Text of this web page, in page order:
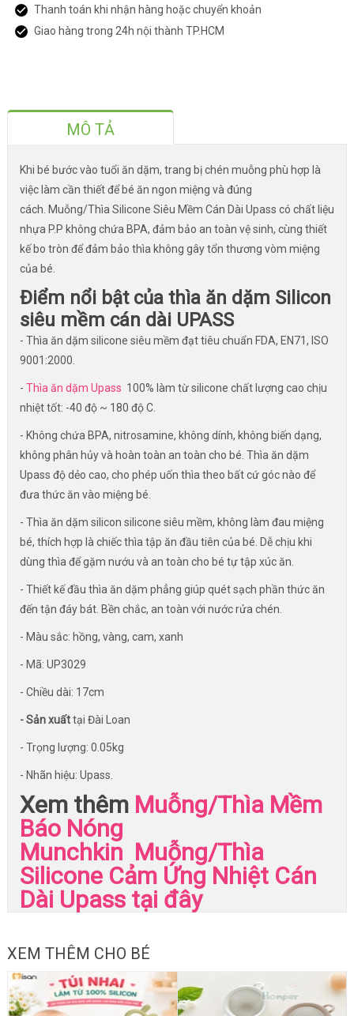
Thanh toán khi nhận hàng hoặc chuyển khoản
Giao hàng trong 24h nội thành TP.HCM
MÔ TẢ
Khi bé bước vào tuổi ăn dặm, trang bị chén muỗng phù hợp là
việc làm cần thiết để bé ăn ngon miệng và đúng
cách. Muỗng/Thìa Silicone Siêu Mềm Cán Dài Upass có chất liệu
nhựa P.P không chứa BPA, đảm bảo an toàn vệ sinh, cùng thiết
kế bo tròn để đảm bảo thìa không gây tổn thương vòm miệng
của bé.
Điểm nổi bật của thìa ăn dặm Silicon
siêu mềm cán dài UPASS
- Thìa ăn dặm silicone siêu mềm đạt tiêu chuẩn FDA, EN71, ISO
9001:2000.
- Thìa ăn dặm Upass 100% làm từ silicone chất lượng cao chịu
nhiệt tốt: -40 độ ~ 180 độ C.
- Không chứa BPA, nitrosamine, không dính, không biến dạng,
không phân hủy và hoàn toàn an toàn cho bé. Thìa ăn dặm
Upass độ dẻo cao, cho phép uốn thìa theo bất cứ góc nào để
đưa thức ăn vào miệng bé.
- Thìa ăn dặm silicon silicone siêu mềm, không làm đau miệng
bé, thích hợp là chiếc thìa tập ăn đầu tiên của bé. Dễ chịu khi
dùng thìa để gặm nướu và an toàn cho bé tự tập xúc ăn.
- Thiết kế đầu thìa ăn dặm phẳng giúp quét sạch phần thức ăn
đến tận đáy bát. Bền chắc, an toàn với nước rửa chén.
- Màu sắc: hồng, vàng, cam, xanh
- Mã: UP3029
- Chiều dài: 17cm
- Sản xuấttại Đài Loan
- Trọng lượng: 0.05kg
- Nhãn hiệu: Upass.
Xem thêm Muỗng/Thìa Mềm
Báo Nóng
Munchkin Muỗng/Thìa
Silicone Cảm Ứng Nhiệt Cán
Dài Upass tại đây
XEM THÊM CHO BÉ